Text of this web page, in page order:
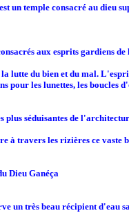
un temple consacré au dieu
aux esprits gardiens de
lutte du bien et du mal.
pour les lunettes, les boucles
plus séduisantes de
à travers les rizières ce vaste
Dieu Ganéça
un très beau récipient